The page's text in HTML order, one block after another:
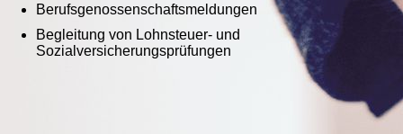
Berufsgenossenschaftsmeldungen
Begleitung von Lohnsteuer- und
Sozialversicherungsprüfungen